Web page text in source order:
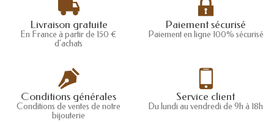
Livraison gratuite
En France à partir de 150 €
d'achats
Paiement sécurisé
Paiement en ligne 100% sécurisé
Conditions générales
Conditions de ventes de notre
bijouterie
Service client
Du lundi au vendredi de 9h à 18h